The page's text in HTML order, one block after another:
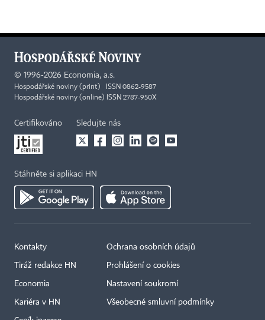
© 1996-2026 Economia, a.s.
Hospodářské noviny (print) ISSN 0862-9587
Hospodářské noviny (online) ISSN 2787-950X
Certifikováno Sledujte nás
Stáhněte si aplikaci HN
Kontakty
Tiráž redakce HN
Economia
Kariéra v HN
Ochrana osobních údajů
Prohlášení o cookies
Nastavení soukromí
Všeobecné smluvní podmínky